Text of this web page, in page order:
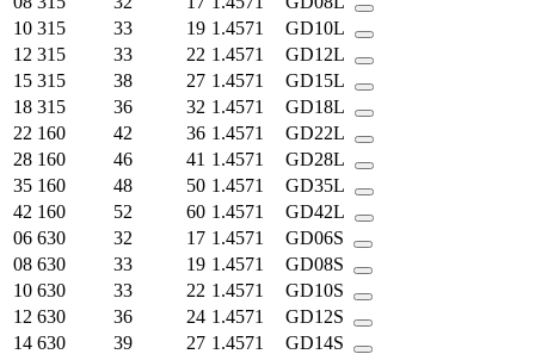
10 315 33 19 1.4571
GD10L
12 315 33 22 1.4571
GD12L
15 315 38 27 1.4571
GD15L
18 315 36 32 1.4571
GD18L
22 160 42 36 1.4571
GD22L
28 160 46 41 1.4571
GD28L
35 160 48 50 1.4571
GD35L
42 160 52 60 1.4571
GD42L
06 630 32 17 1.4571
GD06S
08 630 33 19 1.4571
GD08S
10 630 33 22 1.4571
GD10S
12 630 36 24 1.4571
GD12S
14 630 39 27 1.4571
GD14S